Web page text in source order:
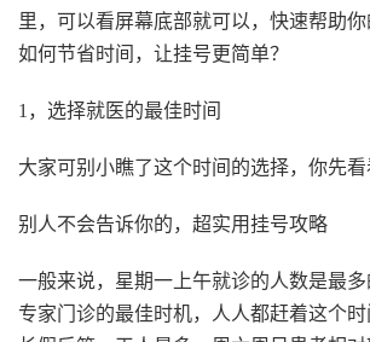
里，可以看屏幕底部就可以，快速帮助你
如何节省时间，让挂号更简单？
1，选择就医的最佳时间
大家可别小瞧了这个时间的选择，你先看
别人不会告诉你的，超实用挂号攻略
一般来说，星期一上午就诊的人数是最多
专家门诊的最佳时机，人人都赶着这个